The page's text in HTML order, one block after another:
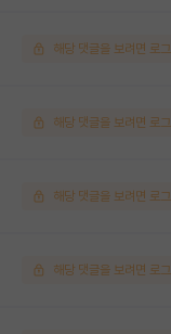
해당 댓글을 보려면 로
해당 댓글을 보려면 로
해당 댓글을 보려면 로
해당 댓글을 보려면 로